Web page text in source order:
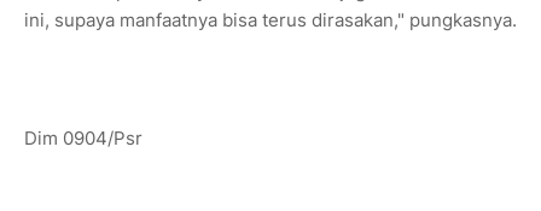
ini, supaya manfaatnya bisa terus dirasakan," pungkasnya.
Dim 0904/Psr